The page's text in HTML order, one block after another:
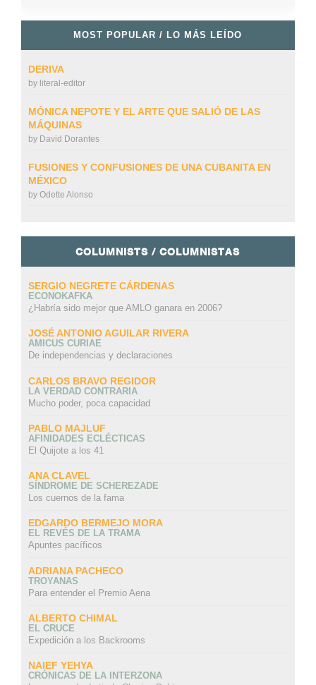
MOST POPULAR / LO MÁS LEÍDO
DERIVA
by literal-editor
MÓNICA NEPOTE Y EL ARTE QUE SALIÓ DE LAS
MÁQUINAS
by David Dorantes
FUSIONES Y CONFUSIONES DE UNA CUBANITA EN
MÉXICO
by Odette Alonso
COLUMNISTS / COLUMNISTAS
SERGIO NEGRETE CÁRDENAS
ECONOKAFKA
¿Habría sido mejor que AMLO ganara en 2006?
JOSÉ ANTONIO AGUILAR RIVERA
AMICUS CURIAE
De independencias y declaraciones
CARLOS BRAVO REGIDOR
LA VERDAD CONTRARIA
Mucho poder, poca capacidad
PABLO MAJLUF
AFINIDADES ECLÉCTICAS
El Quijote a los 41
ANA CLAVEL
SÍNDROME DE SCHEREZADE
Los cuernos de la fama
EDGARDO BERMEJO MORA
EL REVÉS DE LA TRAMA
Apuntes pacíficos
ADRIANA PACHECO
TROYANAS
Para entender el Premio Aena
ALBERTO CHIMAL
EL CRUCE
Expedición a los Backrooms
NAIEF YEHYA
CRÓNICAS DE LA INTERZONA